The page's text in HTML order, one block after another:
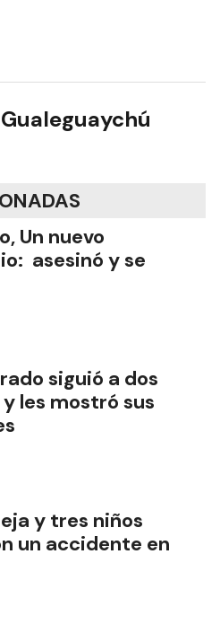
Un nuevo
asesinó y se
siguió a dos
les mostró sus
y tres niños
un accidente en